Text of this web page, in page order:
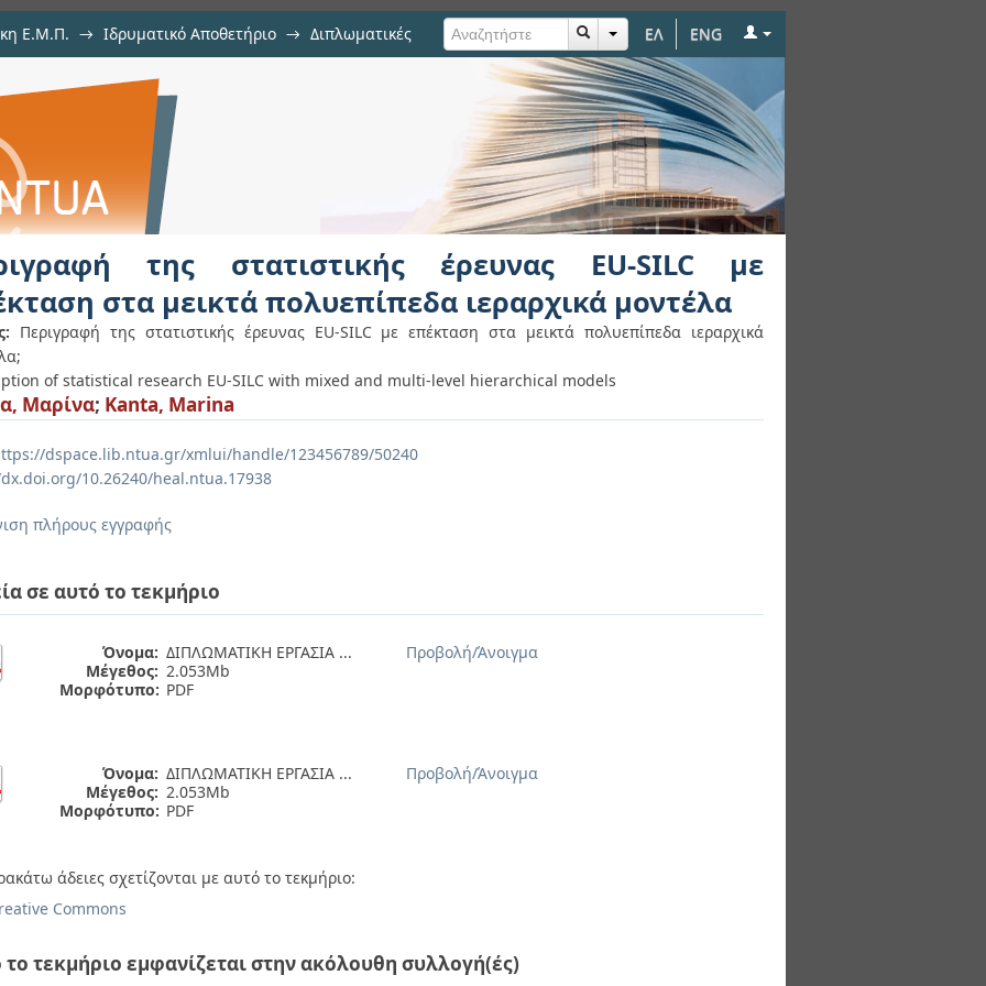
ΕΛ ENG
Ε.Μ.Π. → Ιδρυματικό Αποθετήριο → Διπλωματικές
έρευνας EU-SILC με επέκταση στα μεικτά
μοντέλα
της στατιστικής έρευνας EU-SILC με
στα μεικτά πολυεπίπεδα ιεραρχικά μοντέλα
Περιγραφή της στατιστικής έρευνας EU-SILC με επέκταση στα μεικτά πολυεπίπεδα ιεραρχικά
of statistical research EU-SILC with mixed and multi-level hierarchical models
Μαρίνα; Kanta, Marina
dspace.lib.ntua.gr/xmlui/handle/123456789/50240
10.26240/heal.ntua.17938
πλήρους εγγραφής
σε αυτό το τεκμήριο
Όνομα: ΔΙΠΛΩΜΑΤΙΚΗ ΕΡΓΑΣΙΑ ...
Μέγεθος: 2.053Mb
Μορφότυπο: PDF
Προβολή/Άνοιγμα
Όνομα: ΔΙΠΛΩΜΑΤΙΚΗ ΕΡΓΑΣΙΑ ...
Μέγεθος: 2.053Mb
Μορφότυπο: PDF
Προβολή/Άνοιγμα
άδειες σχετίζονται με αυτό το τεκμήριο:
Commons
το τεκμήριο εμφανίζεται στην ακόλουθη συλλογή(ές)